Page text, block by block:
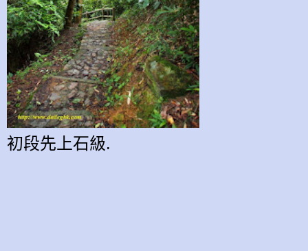
初段先上石級.